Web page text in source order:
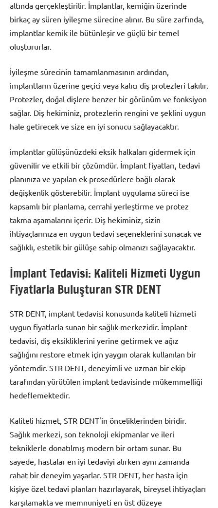
altında gerçekleştirilir. İmplantlar, kemiğin üzerinde
birkaç ay süren iyileşme sürecine alınır. Bu süre zarfında,
implantlar kemik ile bütünleşir ve güçlü bir temel
oluştururlar.
İyileşme sürecinin tamamlanmasının ardından,
implantların üzerine geçici veya kalıcı diş protezleri takılır.
Protezler, doğal dişlere benzer bir görünüm ve fonksiyon
sağlar. Diş hekiminiz, protezlerin rengini ve şeklini uygun
hale getirecek ve size en iyi sonucu sağlayacaktır.
implantlar gülüşünüzdeki eksik halkaları gidermek için
güvenilir ve etkili bir çözümdür. İmplant fiyatları, tedavi
planınıza ve yapılan ek prosedürlere bağlı olarak
değişkenlik gösterebilir. İmplant uygulama süreci ise
kapsamlı bir planlama, cerrahi yerleştirme ve protez
takma aşamalarını içerir. Diş hekiminiz, sizin
ihtiyaçlarınıza en uygun tedavi seçeneklerini sunacak ve
sağlıklı, estetik bir gülüşe sahip olmanızı sağlayacaktır.
İmplant Tedavisi: Kaliteli Hizmeti Uygun
Fiyatlarla Buluşturan STR DENT
STR DENT, implant tedavisi konusunda kaliteli hizmeti
uygun fiyatlarla sunan bir sağlık merkezidir. İmplant
tedavisi, diş eksikliklerini yerine getirmek ve ağız
sağlığını restore etmek için yaygın olarak kullanılan bir
yöntemdir. STR DENT, deneyimli ve uzman bir ekip
tarafından yürütülen implant tedavisinde mükemmelliği
hedeflemektedir.
Kaliteli hizmet, STR DENT'in önceliklerinden biridir.
Sağlık merkezi, son teknoloji ekipmanlar ve ileri
tekniklerle donatılmış modern bir ortam sunar. Bu
sayede, hastalar en iyi tedaviyi alırken aynı zamanda
rahat bir deneyim yaşarlar. STR DENT, her hasta için
kişiye özel tedavi planları hazırlayarak, bireysel ihtiyaçları
karşılamakta ve memnuniyeti en üst düzeye